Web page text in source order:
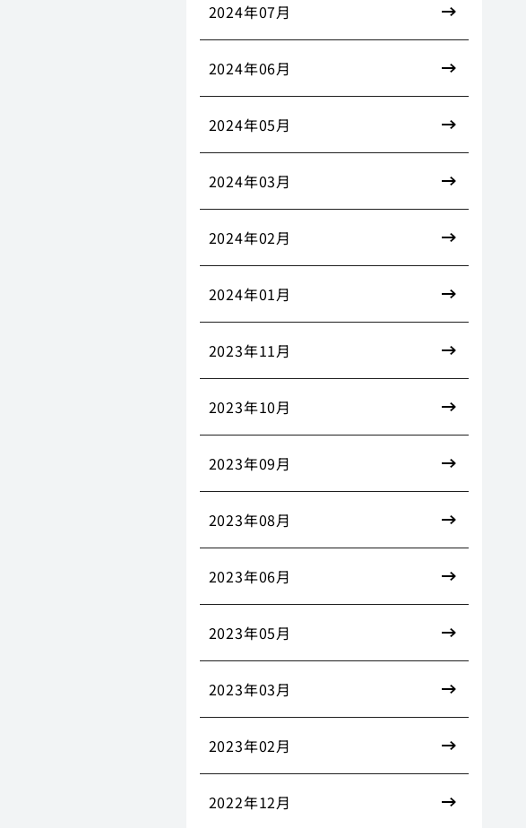
2024年07月
2024年06月
2024年05月
2024年03月
2024年02月
2024年01月
2023年11月
2023年10月
2023年09月
2023年08月
2023年06月
2023年05月
2023年03月
2023年02月
2022年12月